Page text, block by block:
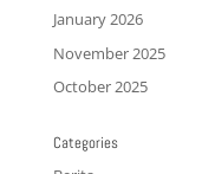
January 2026
November 2025
October 2025
Categories